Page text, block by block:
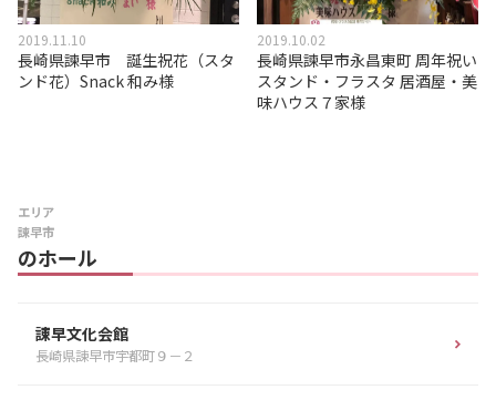
2019.11.10
長崎県諫早市 誕生祝花（スタ
ンド花）Snack 和み様
2019.10.02
長崎県諫早市永昌東町 周年祝い
スタンド・フラスタ 居酒屋・美
味ハウス７家様
エリア
諌早市
のホール
諌早文化会館
長崎県諌早市宇都町９－２